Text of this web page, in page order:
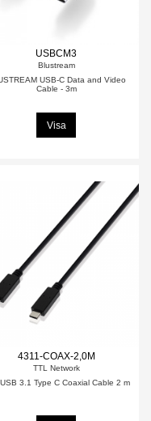
USBCM3
Blustream
USB-C Data and Video
Cable - 3m
Visa
4311-COAX-2,0M
TTL Network
3.1 Type C Coaxial Cable 2 m